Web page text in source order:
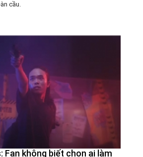
cầu.
Fan không biết chọn ai làm